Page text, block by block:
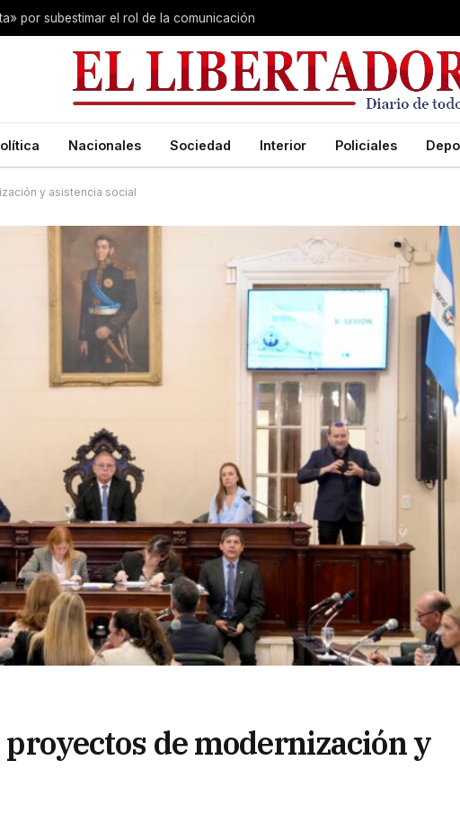
por subestimar el rol de la comunicación
Nacionales Sociedad Interior Policiales
y asistencia social
de modernización y